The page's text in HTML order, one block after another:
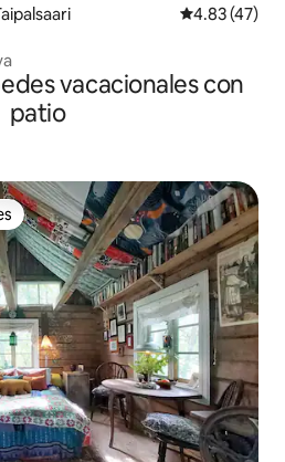
Calificación
4.83 (47)
vacacionales con
patio